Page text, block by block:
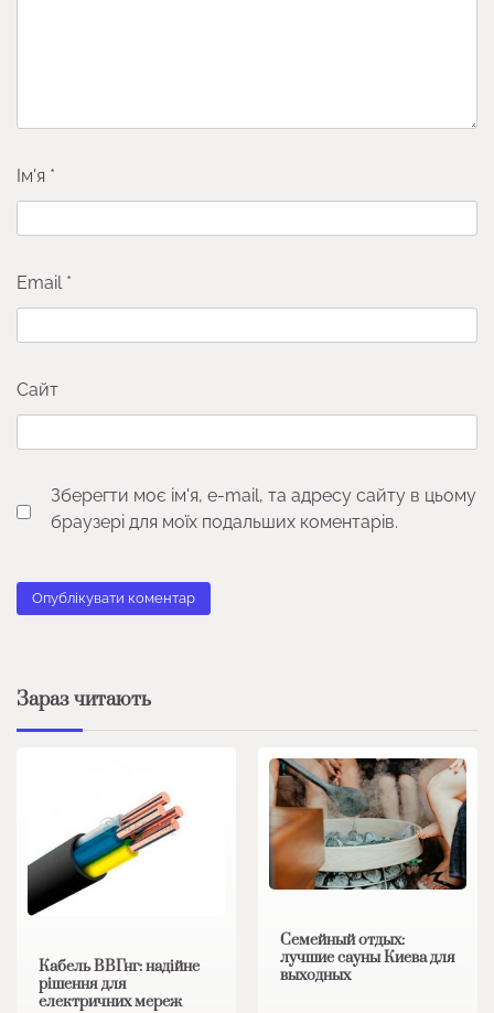
Ім'я *
Email *
Сайт
Зберегти моє ім'я, e-mail, та адресу сайту в цьому
браузері для моїх подальших коментарів.
Зараз читають
Кабель ВВГнг: надійне
рішення для
електричних мереж
Семейный отдых:
лучшие сауны Киева для
выходных